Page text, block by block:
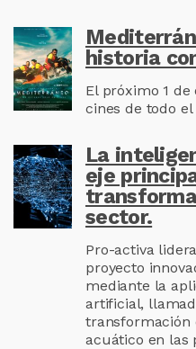
historia
El próximo 1
cines de todo
La
eje
sector.
Pro-activa
proyecto
mediante la
artificial,
transformación
acuático en las